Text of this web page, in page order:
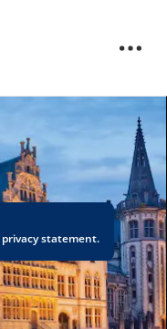
privacy statement.